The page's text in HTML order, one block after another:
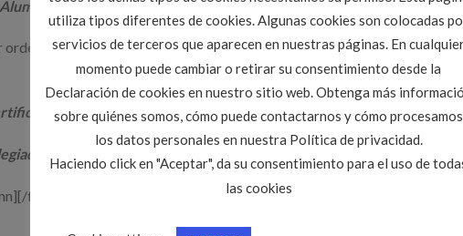
delg.epsz@usal.es
orden de inscripción, estando limitada a 25 alumnos; a partir de la cual se
de asistencia válido para presentación en criterios de
y colegiados en el CITOP CyL Occidental.(en otro caso
fusion_builder_row][/fusion_builder_container]
utiliza tipos diferentes de cookies. Algunas cookies son colocadas
servicios de terceros que aparecen en nuestras páginas. En
momento puede cambiar o retirar su consentimiento desde la
Declaración de cookies en nuestro sitio web. Obtenga más
sobre quiénes somos, cómo puede contactarnos y cómo procesamos
los datos personales en nuestra Política de privacidad.
Haciendo click en "Aceptar", da su consentimiento para el uso de
las cookies